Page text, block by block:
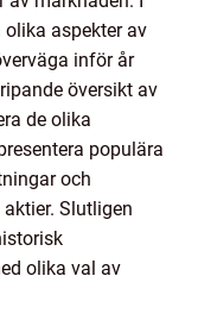
aspekter av
inför år
översikt av
de olika
populära
och
Slutligen
olika val av